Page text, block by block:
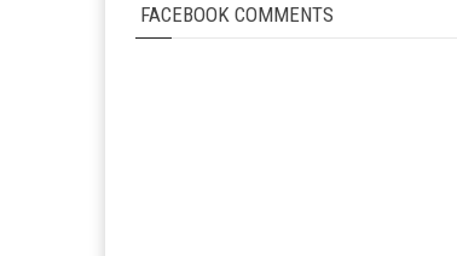
FACEBOOK COMMENTS